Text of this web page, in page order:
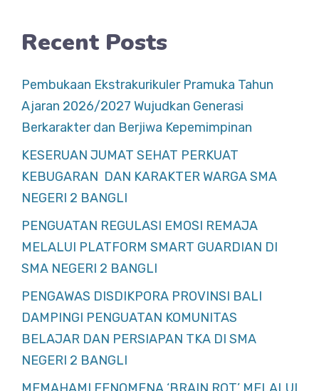
Recent Posts
Pembukaan Ekstrakurikuler Pramuka Tahun
Ajaran 2026/2027 Wujudkan Generasi
Berkarakter dan Berjiwa Kepemimpinan
KESERUAN JUMAT SEHAT PERKUAT
KEBUGARAN DAN KARAKTER WARGA SMA
NEGERI 2 BANGLI
PENGUATAN REGULASI EMOSI REMAJA
MELALUI PLATFORM SMART GUARDIAN DI
SMA NEGERI 2 BANGLI
PENGAWAS DISDIKPORA PROVINSI BALI
DAMPINGI PENGUATAN KOMUNITAS
BELAJAR DAN PERSIAPAN TKA DI SMA
NEGERI 2 BANGLI